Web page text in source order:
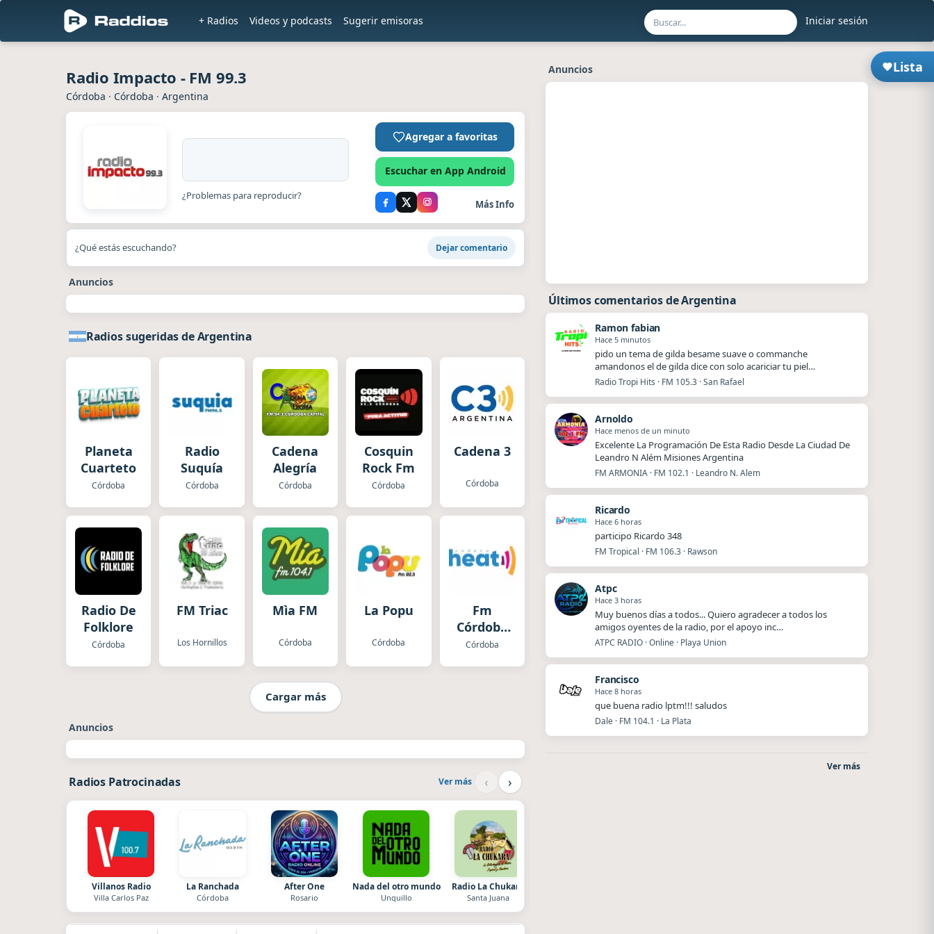
Iniciar sesión
+ Radios Videos y podcasts Sugerir emisoras
Lista
Radio Impacto - FM 99.3
Córdoba · Córdoba · Argentina
¿Problemas para reproducir?
Agregar a favoritas
Escuchar en App Android
Más Info
¿Qué estás escuchando? Dejar comentario
Anuncios
Radios sugeridas de Argentina
Planeta
Cuarteto
Córdoba
Radio
Suquía
Córdoba
Cadena
Alegría
Córdoba
Cosquin
Rock Fm
Córdoba
Cadena 3
Córdoba
Radio De
Folklore
Córdoba
FM Triac
Los Hornillos
Mìa FM
Córdoba
La Popu
Córdoba
Fm
Córdoba
Cadena
Córdoba
Cargar más
Anuncios
Radios Patrocinadas Ver más ‹ ›
Villanos Radio
Villa Carlos Paz
La Ranchada
Córdoba
After One
Rosario
Nada del otro mundo
Unquillo
Radio La Chukara
Santa Juana
Anuncios
Últimos comentarios de Argentina
Ramon fabian
Hace 5 minutos
pido un tema de gilda besame suave o commanche
amandonos el de gilda dice con solo acariciar tu piel…
Radio Tropi Hits · FM 105.3 · San Rafael
Arnoldo
Hace menos de un minuto
Excelente La Programación De Esta Radio Desde La Ciudad De
Leandro N Além Misiones Argentina
FM ARMONIA · FM 102.1 · Leandro N. Alem
Ricardo
Hace 6 horas
participo Ricardo 348
FM Tropical · FM 106.3 · Rawson
Atpc
Hace 3 horas
Muy buenos días a todos... Quiero agradecer a todos los
amigos oyentes de la radio, por el apoyo inc…
ATPC RADIO · Online · Playa Union
Francisco
Hace 8 horas
que buena radio lptm!!! saludos
Dale · FM 104.1 · La Plata
Ver más